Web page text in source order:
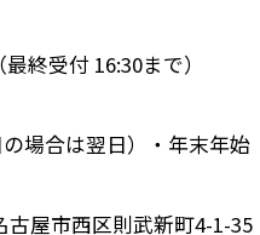
最終受付 16:30まで）
場合は翌日）・年末年始
古屋市西区則武新町4-1-35